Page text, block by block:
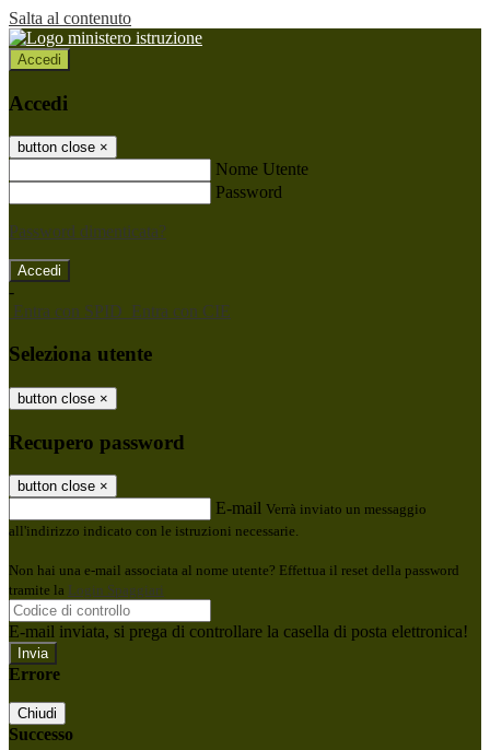
Salta al contenuto
Accedi
Accedi
button close ×
Nome Utente
Password
Password dimenticata?
-
Entra con SPID Entra con CIE
Seleziona utente
button close ×
Recupero password
button close ×
E-mail Verrà inviato un messaggio
all'indirizzo indicato con le istruzioni necessarie.
Non hai una e-mail associata al nome utente? Effettua il reset della password
tramite la Login Spaggiari
E-mail inviata, si prega di controllare la casella di posta elettronica!
Errore
Chiudi
Successo